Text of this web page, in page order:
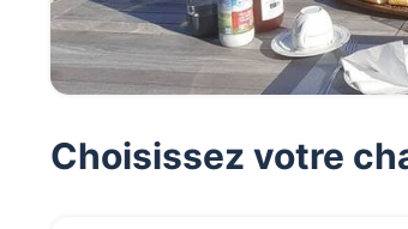
Choisissez votre